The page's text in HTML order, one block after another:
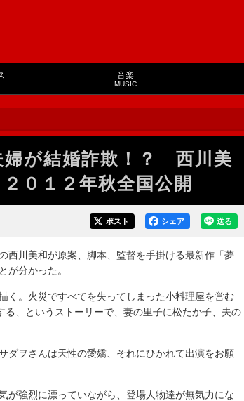
音楽
MUSIC
婦が結婚詐欺！？ 西川美
０１２年秋全国公開
送る
シェア
ポスト
川美和が原案、脚本、監督を手掛ける最新作「夢
が分かった。
。火災ですべてを失ってしまった小料理屋を営む
る、というストーリーで、妻の里子に松たか子、夫の
ヲさんは天性の愛嬌、それにひかれて出演をお願
強烈に漂っていながら、登場人物達が無気力にな